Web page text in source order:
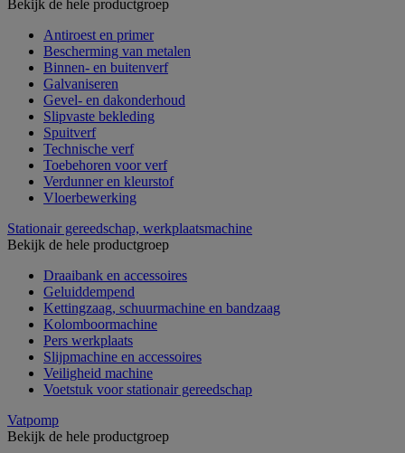
Bekijk de hele productgroep
Antiroest en primer
Bescherming van metalen
Binnen- en buitenverf
Galvaniseren
Gevel- en dakonderhoud
Slipvaste bekleding
Spuitverf
Technische verf
Toebehoren voor verf
Verdunner en kleurstof
Vloerbewerking
Stationair gereedschap, werkplaatsmachine
Bekijk de hele productgroep
Draaibank en accessoires
Geluiddempend
Kettingzaag, schuurmachine en bandzaag
Kolomboormachine
Pers werkplaats
Slijpmachine en accessoires
Veiligheid machine
Voetstuk voor stationair gereedschap
Vatpomp
Bekijk de hele productgroep